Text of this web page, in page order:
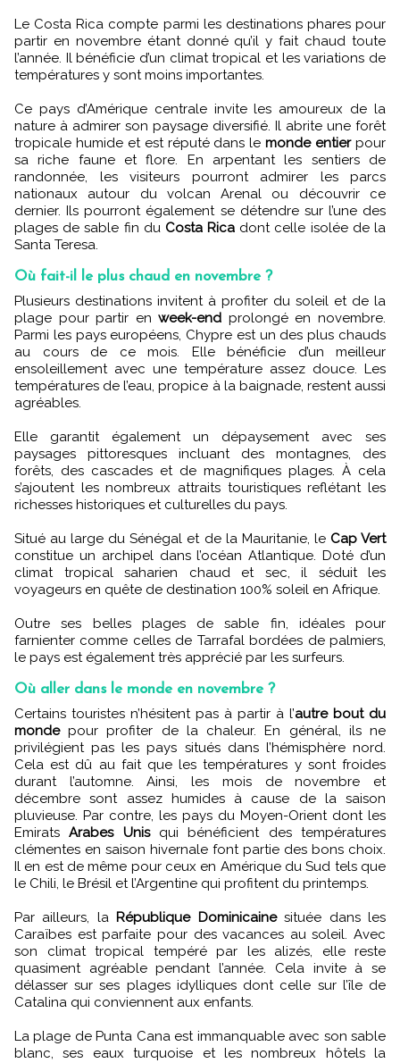
Le Costa Rica compte parmi les destinations phares pour
partir en novembre étant donné qu’il y fait chaud toute
l’année. Il bénéficie d’un climat tropical et les variations de
températures y sont moins importantes.
Ce pays d’Amérique centrale invite les amoureux de la
nature à admirer son paysage diversifié. Il abrite une forêt
tropicale humide et est réputé dans lemonde entierpour
sa riche faune et flore. En arpentant les sentiers de
randonnée, les visiteurs pourront admirer les parcs
nationaux autour du volcan Arenal ou découvrir ce
dernier. Ils pourront également se détendre sur l’une des
plages de sable fin du Costa Rica dont celle isolée de la
Santa Teresa.
Où fait-il le plus chaud en novembre ?
Plusieurs destinations invitent à profiter du soleil et de la
plage pour partir enweek-end prolongé en novembre.
Parmi les pays européens, Chypre est un des plus chauds
au cours de ce mois. Elle bénéficie d’un meilleur
ensoleillement avec une température assez douce. Les
températures de l’eau, propice à la baignade, restent aussi
agréables.
Elle garantit également un dépaysement avec ses
paysages pittoresques incluant des montagnes, des
forêts, des cascades et de magnifiques plages. À cela
s’ajoutent les nombreux attraits touristiques reflétant les
richesses historiques et culturelles du pays.
Situé au large du Sénégal et de la Mauritanie, le Cap Vert
constitue un archipel dans l’océan Atlantique. Doté d’un
climat tropical saharien chaud et sec, il séduit les
voyageurs en quête de destination 100% soleil en Afrique.
Outre ses belles plages de sable fin, idéales pour
farnienter comme celles de Tarrafal bordées de palmiers,
le pays est également très apprécié par les surfeurs.
Où aller dans le monde en novembre ?
Certains touristes n’hésitent pas à partir à l’autre bout du
mondepour profiter de la chaleur. En général, ils ne
privilégient pas les pays situés dans l’hémisphère nord.
Cela est dû au fait que les températures y sont froides
durant l’automne. Ainsi, les mois de novembre et
décembre sont assez humides à cause de la saison
pluvieuse. Par contre, les pays du Moyen-Orient dont les
EmiratsArabes Unisqui bénéficient des températures
clémentes en saison hivernale font partie des bons choix.
Il en est de même pour ceux en Amérique du Sud tels que
le Chili, le Brésil et l’Argentine qui profitent du printemps.
Par ailleurs, la République Dominicainesituée dans les
Caraïbes est parfaite pour des vacances au soleil. Avec
son climat tropical tempéré par les alizés, elle reste
quasiment agréable pendant l’année. Cela invite à se
délasser sur ses plages idylliques dont celle sur l’île de
Catalina qui conviennent aux enfants.
La plage de Punta Cana est immanquable avec son sable
blanc, ses eaux turquoise et les nombreux hôtels la